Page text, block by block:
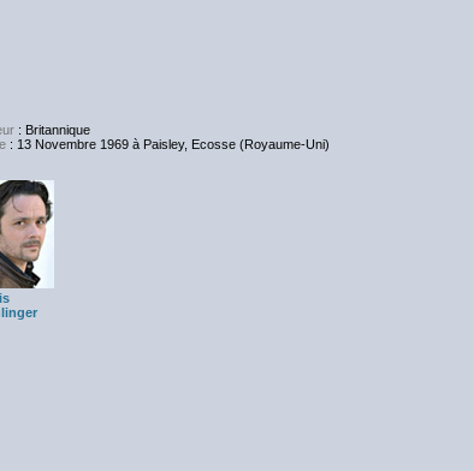
: Britannique
: 13 Novembre 1969 à Paisley, Ecosse (Royaume-Uni)